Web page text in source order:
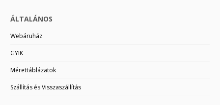
ÁLTALÁNOS
Webáruház
GYIK
Mérettáblázatok
Szállítás és Visszaszállítás